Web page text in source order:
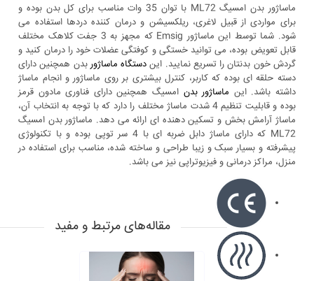
ماساژور بدن امسیگ ML72 با توان 35 وات مناسب برای کل بدن بوده و
برای مواردی از قبیل لاغری، ریلکسیشن و درمان کننده دردها استفاده می
شود. شما توسط این ماساژور Emsig که مجهز به 3 جفت کلاهک مختلف
قابل تعویض بوده، می توانید خستگی و کوفتگی عضلات خود را درمان کنید و
گردش خون بدنتان را تسریع نمایید. این دستگاه ماساژوربدن همچنین دارای
دسته حلقه ای بوده که کاربر، کنترل بیشتری بر روی ماساژور و انجام ماساژ
داشته باشد. این ماساژور بدنامسیگ همچنین دارای فناوری مادون قرمز
بوده و قابلیت تنظیم 4 شدت ماساژ مختلف را دارد که با توجه به انتخاب آن،
ماساژ آرامش بخش و تسکین دهنده ای ارائه می دهد. ماساژور بدن امسیگ
ML72 که دارای ماساژ دابل ضربه ای با 4 سر توپی بوده و با تکنولوژی
پیشرفته و بسیار سبک و زیبا طراحی و ساخته شده، مناسب برای استفاده در
منزل، مراکز درمانی و فیزیوتراپی نیز می باشد.
مقاله‌های مرتبط و مفید